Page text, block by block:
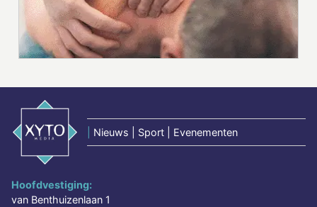
Nieuws | Sport | Evenementen
Hoofdvestiging:
van Benthuizenlaan 1